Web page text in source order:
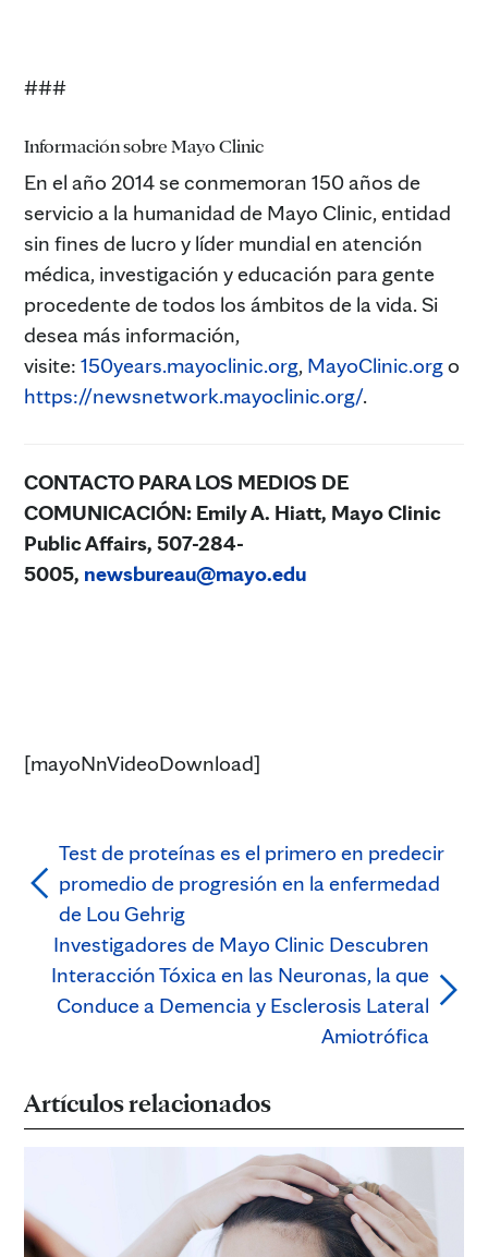
###
Información sobre Mayo Clinic
En el año 2014 se conmemoran 150 años de
servicio a la humanidad de Mayo Clinic, entidad
sin fines de lucro y líder mundial en atención
médica, investigación y educación para gente
procedente de todos los ámbitos de la vida. Si
desea más información,
visite: 150years.mayoclinic.org, MayoClinic.orgo
https://newsnetwork.mayoclinic.org/.
CONTACTO PARA LOS MEDIOS DE
COMUNICACIÓN: Emily A. Hiatt, Mayo Clinic
Public Affairs, 507-284-
5005, newsbureau@mayo.edu
[mayoNnVideoDownload]
Test de proteínas es el primero en predecir
promedio de progresión en la enfermedad
de Lou Gehrig
Investigadores de Mayo Clinic Descubren
Interacción Tóxica en las Neuronas, la que
Conduce a Demencia y Esclerosis Lateral
Amiotrófica
Artículos relacionados